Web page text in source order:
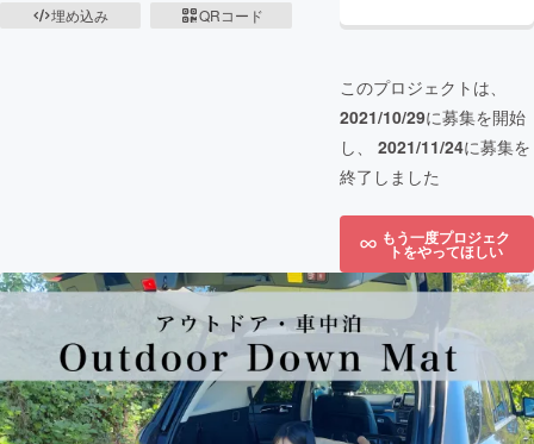
埋め込み
QRコード
このプロジェクトは、
2021/10/29に募集を開始
し、 2021/11/24に募集を
終了しました
もう一度プロジェク
トをやってほしい